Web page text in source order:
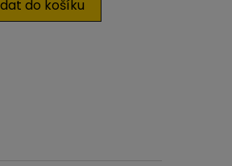
do košíku